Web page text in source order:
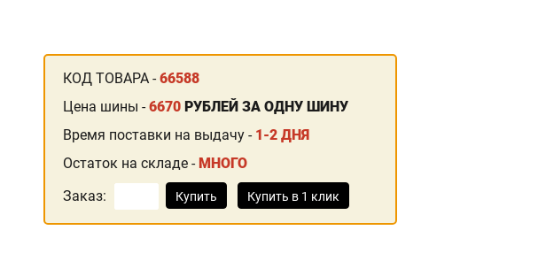
КОД ТОВАРА -66588
Цена шины -6670 РУБЛЕЙ ЗА ОДНУ ШИНУ
Время поставки на выдачу - 1-2 ДНЯ
Остаток на складе -МНОГО
Заказ:
Купить Купить в 1 клик